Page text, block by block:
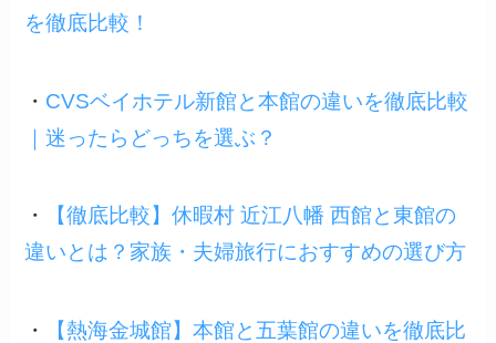
を徹底比較！
・ CVSベイホテル新館と本館の違いを徹底比較
｜迷ったらどっちを選ぶ？
・
【徹底比較】休暇村 近江八幡 西館と東館の
違いとは？家族・夫婦旅行におすすめの選び方
・
【熱海金城館】本館と五葉館の違いを徹底比